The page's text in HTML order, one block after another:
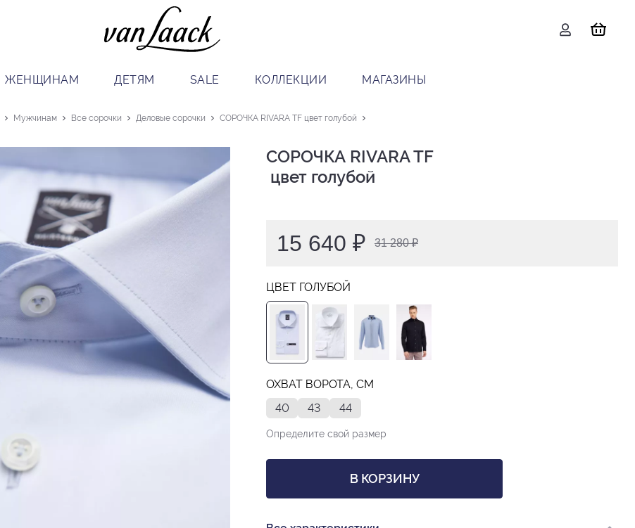
ЖЕНЩИНАМ ДЕТЯМ SALE КОЛЛЕКЦИИ МАГАЗИНЫ
Мужчинам Все сорочки Деловые сорочки СОРОЧКА RIVARA TF цвет голубой
СОРОЧКА RIVARA TF
цвет голубой
15 640 ₽ 31 280 ₽
ЦВЕТ ГОЛУБОЙ
ОХВАТ ВОРОТА, СМ
40
43 44
Определите свой размер
В КОРЗИНУ